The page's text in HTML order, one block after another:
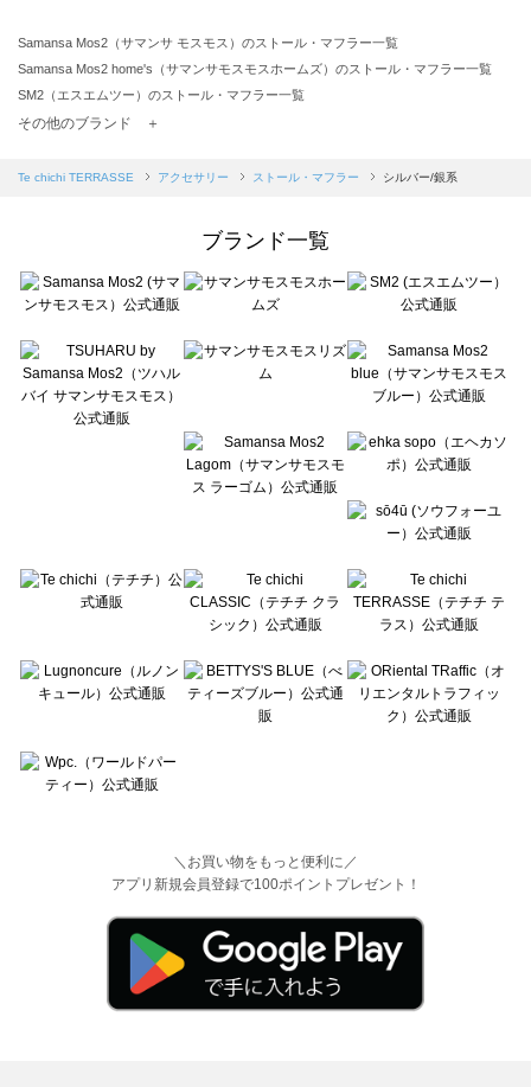
Samansa Mos2（サマンサ モスモス）のストール・マフラー一覧
Samansa Mos2 home's（サマンサモスモスホームズ）のストール・マフラー一覧
SM2（エスエムツー）のストール・マフラー一覧
Samansa Mos2 blue（サマンサモスモス ブルー）のストール・マフラー一覧
sō4ū（ソウフォーユー）のストール・マフラー一覧
Te chichi（テチチ）のストール・マフラー一覧
Te chichi CLASSIC（テチチ クラシック）のストール・マフラー一覧
Lugnoncure（ルノンキュール）のストール・マフラー一覧
BETTY'S BLUE（べティーズブルー）のストール・マフラー一覧
Wpc.（ワールドパーティー）のストール・マフラー一覧
その他のブランド ＋
Te chichi TERRASSE アクセサリー ストール・マフラー シルバー/銀系
ブランド一覧
＼お買い物をもっと便利に／
アプリ新規会員登録で100ポイントプレゼント！